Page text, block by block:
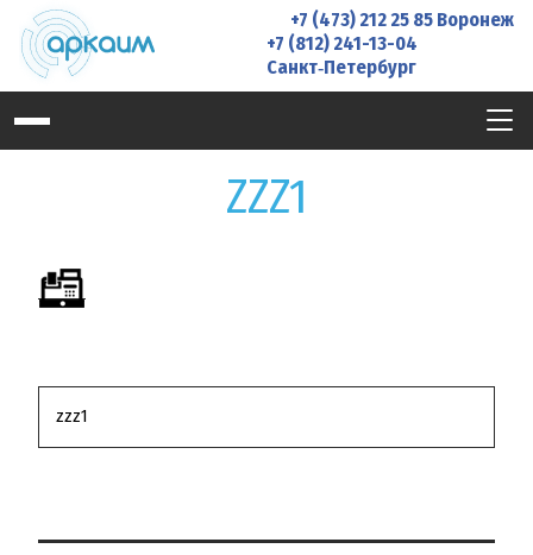
content
+7 (473) 212 25 85 Воронеж
+7 (812) 241-13-04
Санкт‑Петербург
ZZZ1
Навигация
записям
zzz1